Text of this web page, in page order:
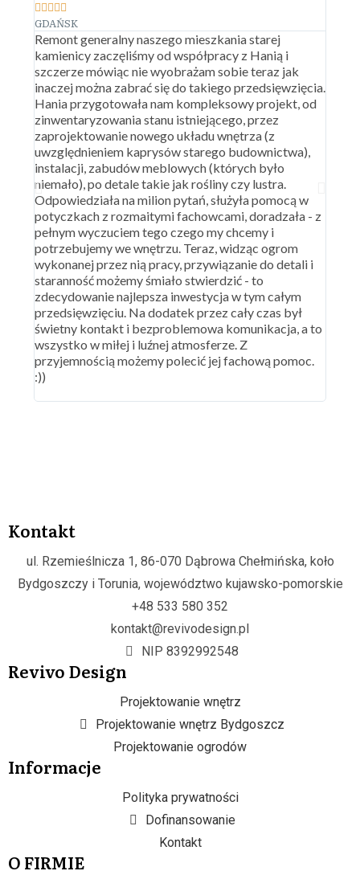
    
GDAŃSK
Remont generalny naszego mieszkania starej
kamienicy zaczęliśmy od współpracy z Hanią i
szczerze mówiąc nie wyobrażam sobie teraz jak
inaczej można zabrać się do takiego przedsięwzięcia.
Hania przygotowała nam kompleksowy projekt, od
zinwentaryzowania stanu istniejącego, przez
zaprojektowanie nowego układu wnętrza (z
uwzględnieniem kaprysów starego budownictwa),
instalacji, zabudów meblowych (których było
niemało), po detale takie jak rośliny czy lustra.
Odpowiedziała na milion pytań, służyła pomocą w
potyczkach z rozmaitymi fachowcami, doradzała - z
pełnym wyczuciem tego czego my chcemy i
potrzebujemy we wnętrzu. Teraz, widząc ogrom
wykonanej przez nią pracy, przywiązanie do detali i
staranność możemy śmiało stwierdzić - to
zdecydowanie najlepsza inwestycja w tym całym
przedsięwzięciu. Na dodatek przez cały czas był
świetny kontakt i bezproblemowa komunikacja, a to
wszystko w miłej i luźnej atmosferze. Z
przyjemnością możemy polecić jej fachową pomoc.
:))
Kontakt
ul. Rzemieślnicza 1, 86-070 Dąbrowa Chełmińska, koło
Bydgoszczy i Torunia, województwo kujawsko-pomorskie
+48 533 580 352
kontakt@revivodesign.pl
NIP 8392992548
Revivo Design
Projektowanie wnętrz
Projektowanie wnętrz Bydgoszcz
Projektowanie ogrodów
Informacje
Polityka prywatności
Dofinansowanie
Kontakt
O FIRMIE